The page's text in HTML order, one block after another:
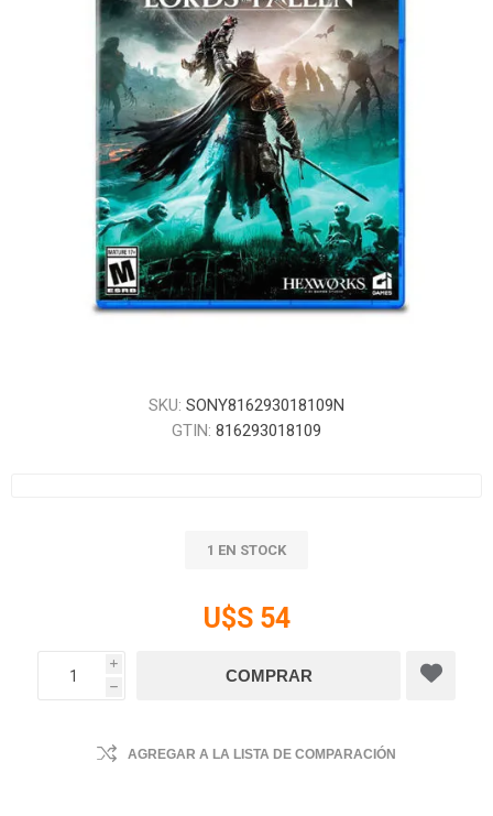
SKU: SONY816293018109N
GTIN: 816293018109
1 EN STOCK
U$S 54
i
h
AGREGAR A LA LISTA DE COMPARACIÓN